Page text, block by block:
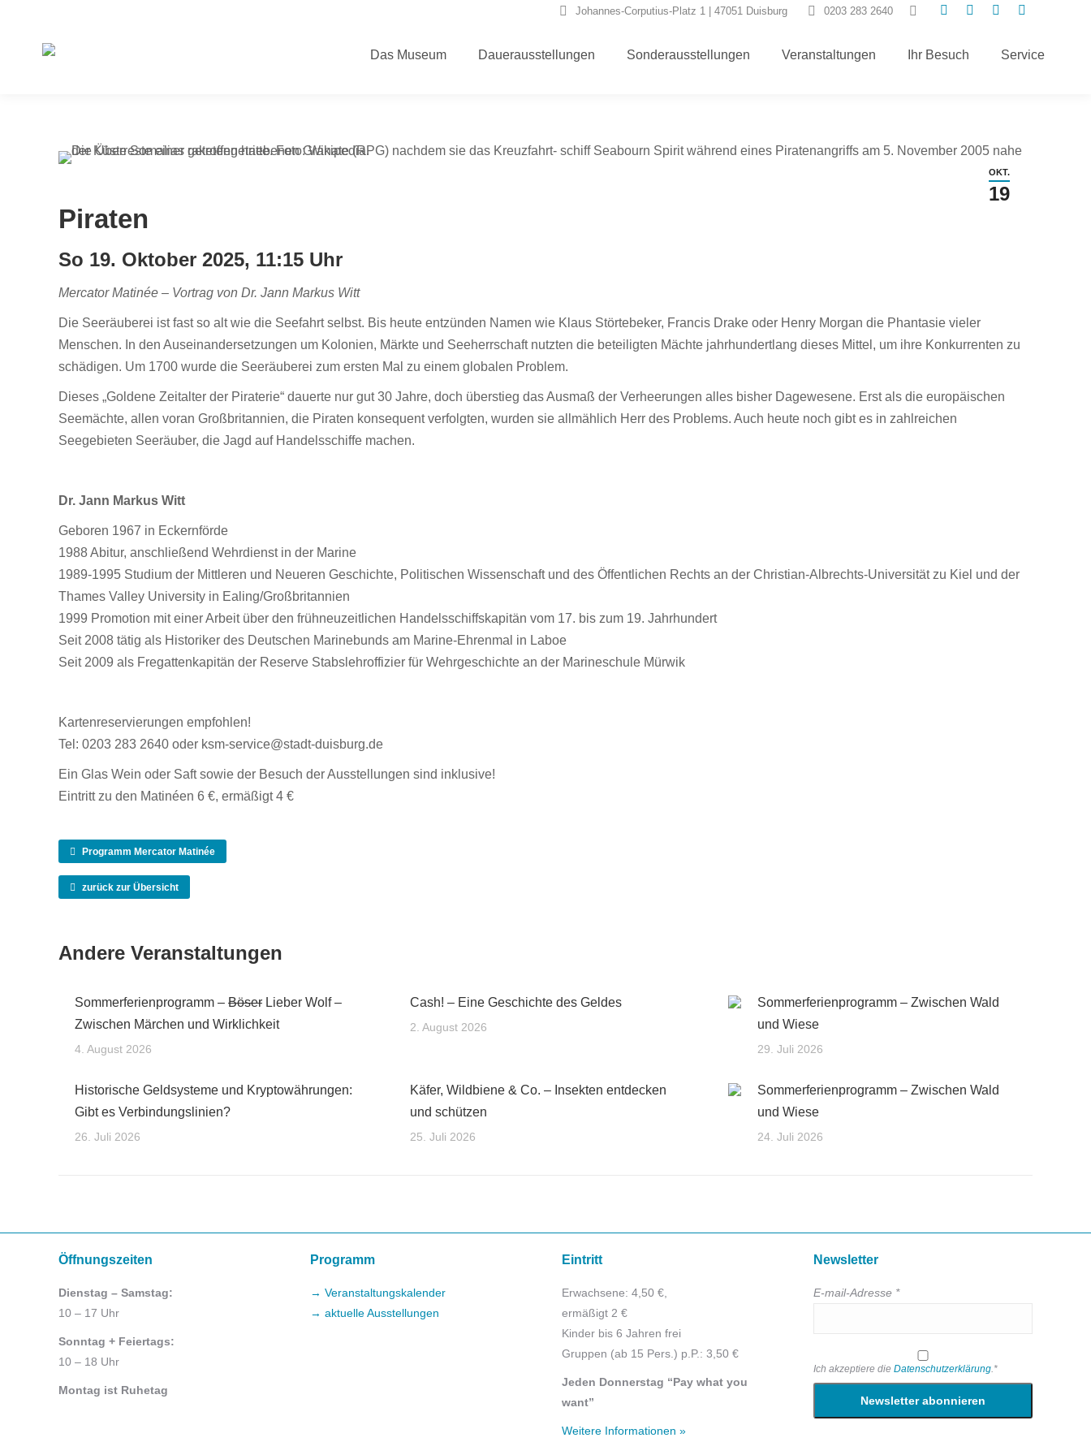
Johannes-Corputius-Platz 1 | 47051 Duisburg 0203 283 2640 Search:
page
window
opensopensopens
Das Museum Dauerausstellungen Sonderausstellungen Veranstaltungen Ihr Besuch Service
OKT.
19
Piraten
So 19. Oktober 2025, 11:15 Uhr
Mercator Matinée – Vortrag von Dr. Jann Markus Witt
Die Seeräuberei ist fast so alt wie die Seefahrt selbst. Bis heute entzünden Namen wie Klaus Störtebeker, Francis Drake oder Henry Morgan die Phantasie vieler
Menschen. In den Auseinandersetzungen um Kolonien, Märkte und Seeherrschaft nutzten die beteiligten Mächte jahrhundertlang dieses Mittel, um ihre Konkurrenten zu
schädigen. Um 1700 wurde die Seeräuberei zum ersten Mal zu einem globalen Problem.
Dieses „Goldene Zeitalter der Piraterie“ dauerte nur gut 30 Jahre, doch überstieg das Ausmaß der Verheerungen alles bisher Dagewesene. Erst als die europäischen
Seemächte, allen voran Großbritannien, die Piraten konsequent verfolgten, wurden sie allmählich Herr des Problems. Auch heute noch gibt es in zahlreichen
Seegebieten Seeräuber, die Jagd auf Handelsschiffe machen.
Dr. Jann Markus Witt
Geboren 1967 in Eckernförde
1988 Abitur, anschließend Wehrdienst in der Marine
1989-1995 Studium der Mittleren und Neueren Geschichte, Politischen Wissenschaft und des Öffentlichen Rechts an der Christian-Albrechts-Universität zu Kiel und der
Thames Valley University in Ealing/Großbritannien
1999 Promotion mit einer Arbeit über den frühneuzeitlichen Handelsschiffskapitän vom 17. bis zum 19. Jahrhundert
Seit 2008 tätig als Historiker des Deutschen Marinebunds am Marine-Ehrenmal in Laboe
Seit 2009 als Fregattenkapitän der Reserve Stabslehroffizier für Wehrgeschichte an der Marineschule Mürwik
Kartenreservierungen empfohlen!
Tel: 0203 283 2640 oder ksm-service@stadt-duisburg.de
Ein Glas Wein oder Saft sowie der Besuch der Ausstellungen sind inklusive!
Eintritt zu den Matinéen 6 €, ermäßigt 4 €
Programm Mercator Matinée
zurück zur Übersicht
Andere Veranstaltungen
Sommerferienprogramm – Böser Lieber Wolf –
Zwischen Märchen und Wirklichkeit
4. August 2026
Cash! – Eine Geschichte des Geldes
2. August 2026
Sommerferienprogramm – Zwischen Wald
und Wiese
29. Juli 2026
Historische Geldsysteme und Kryptowährungen:
Gibt es Verbindungslinien?
26. Juli 2026
Käfer, Wildbiene & Co. – Insekten entdecken
und schützen
25. Juli 2026
Sommerferienprogramm – Zwischen Wald
und Wiese
24. Juli 2026
Öffnungszeiten
Dienstag – Samstag:
10 – 17 Uhr
Sonntag + Feiertags:
10 – 18 Uhr
Montag ist Ruhetag
Programm
→ Veranstaltungskalender
→ aktuelle Ausstellungen
Eintritt
Erwachsene: 4,50 €,
ermäßigt 2 €
Kinder bis 6 Jahren frei
Gruppen (ab 15 Pers.) p.P.: 3,50 €
Jeden Donnerstag “Pay what you
want”
Weitere Informationen »
Newsletter
E-mail-Adresse *
Ich akzeptiere die Datenschutzerklärung.*